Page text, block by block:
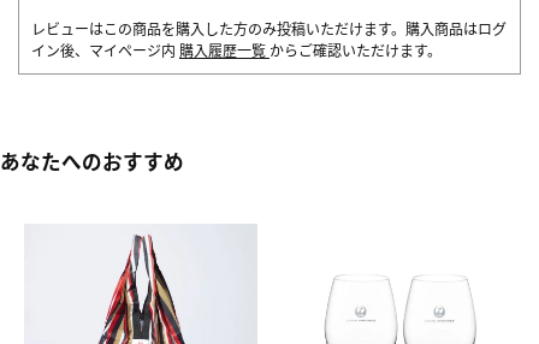
レビューはこの商品を購入した方のみ投稿いただけます。購入商品はログ
イン後、マイページ内 購入履歴一覧 からご確認いただけます。
あなたへのおすすめ